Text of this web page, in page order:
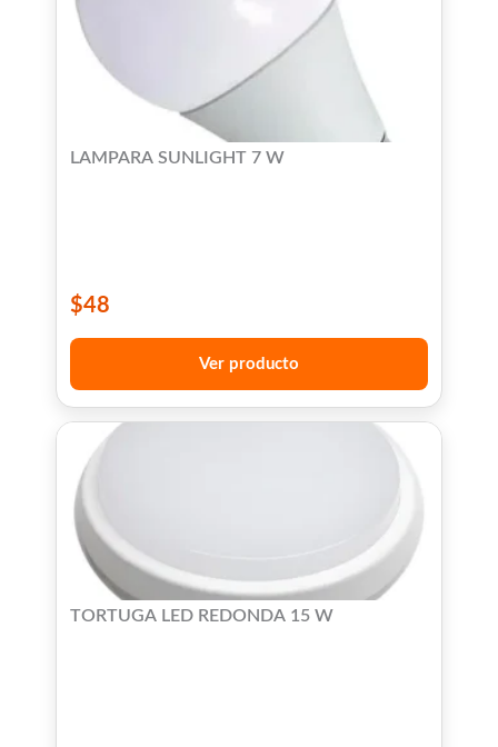
LAMPARA SUNLIGHT 7 W
$48
Ver producto
TORTUGA LED REDONDA 15 W